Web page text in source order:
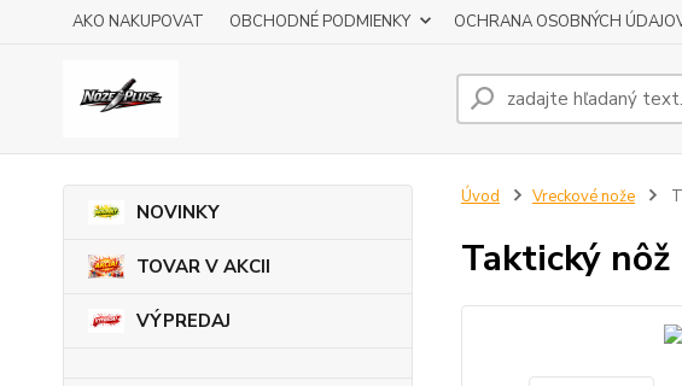
AKO NAKUPOVAT OBCHODNÉ PODMIENKY OCHRANA OSOBNÝCH
NOVINKY
TOVAR V AKCII
VÝPREDAJ
Úvod Vreckové nože
Taktický nôž